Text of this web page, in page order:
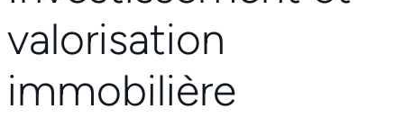
valorisation
immobilière